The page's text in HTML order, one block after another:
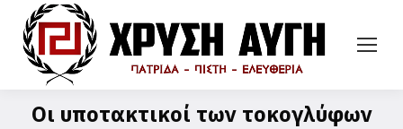
Οι υποτακτικοί των τοκογλύφων